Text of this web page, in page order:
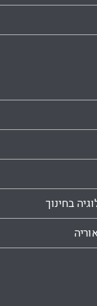
בחינוך